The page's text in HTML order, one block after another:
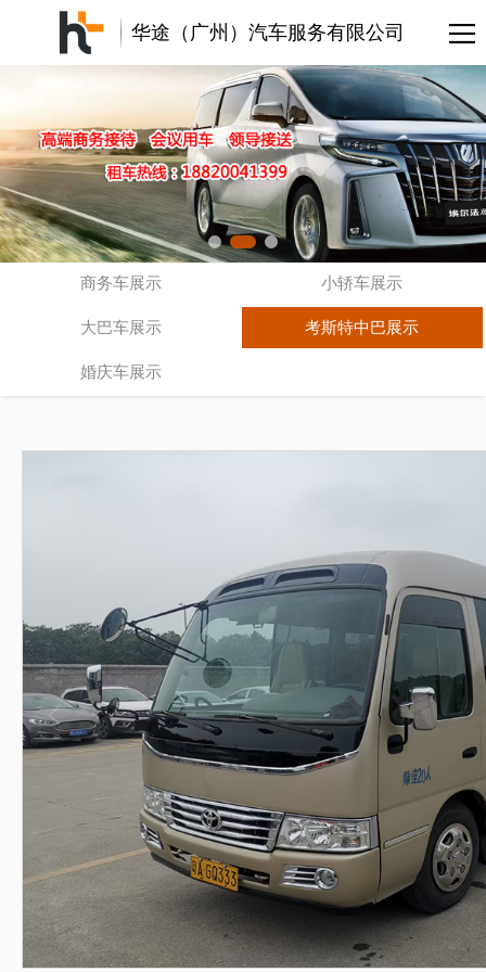
华途（广州）汽车服务有限公司
商务车展示 小轿车展示
大巴车展示 考斯特中巴展示
婚庆车展示